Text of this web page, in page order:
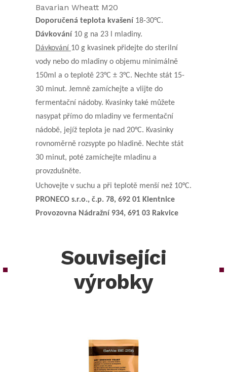
Bavarian Wheatt M20
Doporučená teplota kvašení 18-30°C.
Dávkování 10 g na 23 l mladiny.
Dávkování 10 g kvasinek přidejte do sterilní
vody nebo do mladiny o objemu minimálně
150ml a o teplotě 23°C ± 3°C. Nechte stát 15-
30 minut. Jemně zamíchejte a vlijte do
fermentační nádoby. Kvasinky také můžete
nasypat přímo do mladiny ve fermentační
nádobě, jejíž teplota je nad 20°C. Kvasinky
rovnoměrně rozsypte po hladině. Nechte stát
30 minut, poté zamíchejte mladinu a
provzdušněte.
Uchovejte v suchu a při teplotě menší než 10°C.
PRONECO s.r.o., č.p. 78, 692 01 Klentnice
Provozovna Nádražní 934, 691 03 Rakvice
Souvisejíci
výrobky